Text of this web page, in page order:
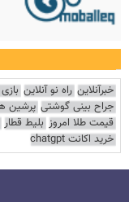
خبرآنلاین راه نو آنلاین
جراح بینی گوشتی پرشین
قیمت طلا امروز بلیط قطار
خرید اکانت chatgpt